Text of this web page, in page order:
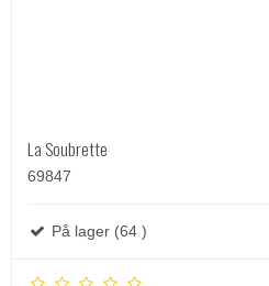
La Soubrette
69847
På lager (64 )